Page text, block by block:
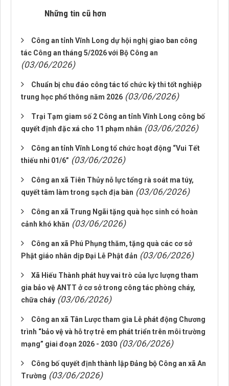
Những tin cũ hơn
Công an tỉnh Vĩnh Long dự hội nghị giao ban công
tác Công an tháng 5/2026 với Bộ Công an
(03/06/2026)
Chuẩn bị chu đáo công tác tổ chức kỳ thi tốt nghiệp
trung học phổ thông năm 2026 (03/06/2026)
Trại Tạm giam số 2 Công an tỉnh Vĩnh Long công bố
quyết định đặc xá cho 11 phạm nhân (03/06/2026)
Công an tỉnh Vĩnh Long tổ chức hoạt động “Vui Tết
thiếu nhi 01/6” (03/06/2026)
Công an xã Tiên Thủy nỗ lực tổng rà soát ma túy,
quyết tâm làm trong sạch địa bàn (03/06/2026)
Công an xã Trung Ngãi tặng quà học sinh có hoàn
cảnh khó khăn (03/06/2026)
Công an xã Phú Phụng thăm, tặng quà các cơ sở
Phật giáo nhân dịp Đại Lễ Phật đản (03/06/2026)
Xã Hiếu Thành phát huy vai trò của lực lượng tham
gia bảo vệ ANTT ở cơ sở trong công tác phòng cháy,
chữa cháy (03/06/2026)
Công an xã Tân Lược tham gia Lễ phát động Chương
trình “bảo vệ và hỗ trợ trẻ em phát triển trên môi trường
mạng” giai đoạn 2026 - 2030 (03/06/2026)
Công bố quyết định thành lập Đảng bộ Công an xã An
Trường (03/06/2026)